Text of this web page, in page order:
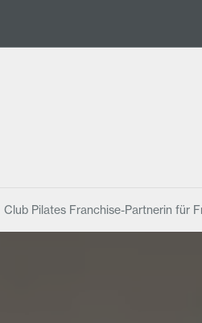
Club Pilates Franchise-Partnerin für